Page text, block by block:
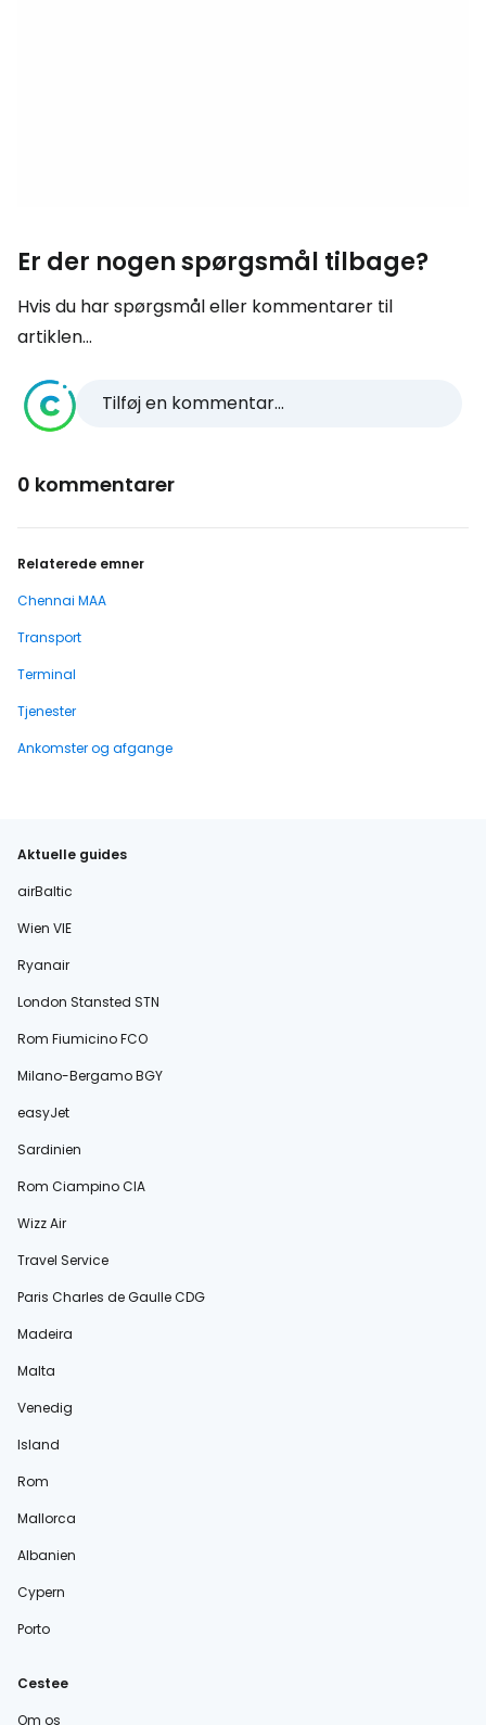
Er der nogen spørgsmål tilbage?
Hvis du har spørgsmål eller kommentarer til
artiklen...
Tilføj en kommentar...
0 kommentarer
Relaterede emner
Chennai MAA
Transport
Terminal
Tjenester
Ankomster og afgange
Aktuelle guides
airBaltic
Wien VIE
Ryanair
London Stansted STN
Rom Fiumicino FCO
Milano-Bergamo BGY
easyJet
Sardinien
Rom Ciampino CIA
Wizz Air
Travel Service
Paris Charles de Gaulle CDG
Madeira
Malta
Venedig
Island
Rom
Mallorca
Albanien
Cypern
Porto
Cestee
Om os